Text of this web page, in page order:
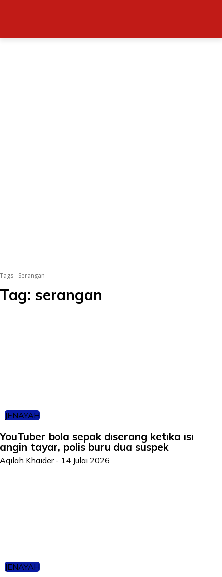
Tags Serangan
Tag: serangan
JENAYAH
YouTuber bola sepak diserang ketika isi
angin tayar, polis buru dua suspek
Aqilah Khaider - 14 Julai 2026
JENAYAH